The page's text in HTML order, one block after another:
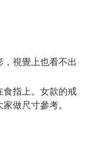
視覺上也看不出
指上。女款的戒
做尺寸參考。